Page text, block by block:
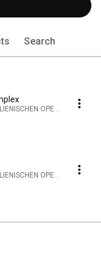
Search
OPER · Playlist
OPER · Playlist